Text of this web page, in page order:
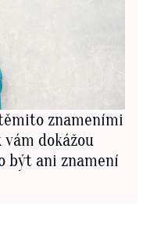
znameními
dokážou
být ani znamení